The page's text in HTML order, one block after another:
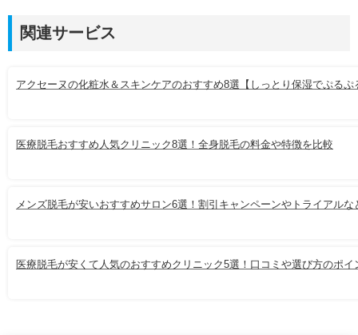
関連サービス
アクセーヌの化粧水＆スキンケアのおすすめ8選【しっとり保湿でぷるぷ
医療脱毛おすすめ人気クリニック8選！全身脱毛の料金や特徴を比較
メンズ脱毛が安いおすすめサロン6選！割引キャンペーンやトライアルな
医療脱毛が安くて人気のおすすめクリニック5選！口コミや選び方のポイ